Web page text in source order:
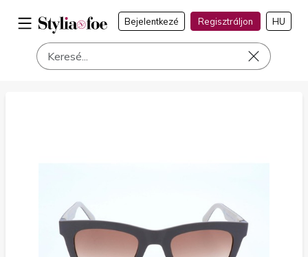
Bejelentkezé
Regisztráljon
a címen
HU